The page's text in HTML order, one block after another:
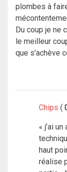
plombes à
Du coup je ne
le meilleur
que s’achève
Chips
« j’ai
haut
réalise